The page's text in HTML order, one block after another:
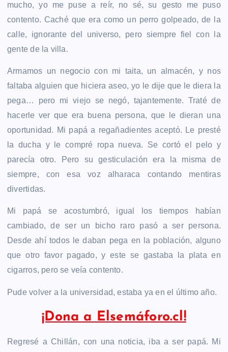
mucho, yo me puse a reír, no sé, su gesto me puso
contento. Caché que era como un perro golpeado, de la
calle, ignorante del universo, pero siempre fiel con la
gente de la villa.
Armamos un negocio con mi taita, un almacén, y nos
faltaba alguien que hiciera aseo, yo le dije que le diera la
pega… pero mi viejo se negó, tajantemente. Traté de
hacerle ver que era buena persona, que le dieran una
oportunidad. Mi papá a regañadientes aceptó. Le presté
la ducha y le compré ropa nueva. Se cortó el pelo y
parecía otro. Pero su gesticulación era la misma de
siempre, con esa voz alharaca contando mentiras
divertidas.
Mi papá se acostumbró, igual los tiempos habían
cambiado, de ser un bicho raro pasó a ser persona.
Desde ahí todos le daban pega en la población, alguno
que otro favor pagado, y este se gastaba la plata en
cigarros, pero se veía contento.
Pude volver a la universidad, estaba ya en el último año.
¡Dona a Elsemáforo.cl!
Regresé a Chillán, con una noticia, iba a ser papá. Mi